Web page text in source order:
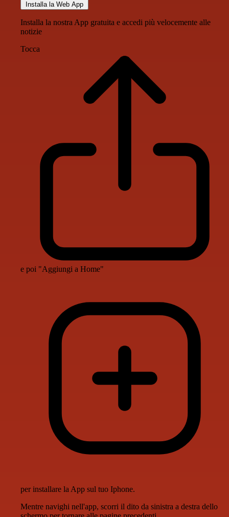
Installa la Web App
Installa la nostra App gratuita e accedi più velocemente alle
notizie
Tocca
e poi "Aggiungi a Home"
per installare la App sul tuo Iphone.
Mentre navighi nell'app, scorri il dito da sinistra a destra dello